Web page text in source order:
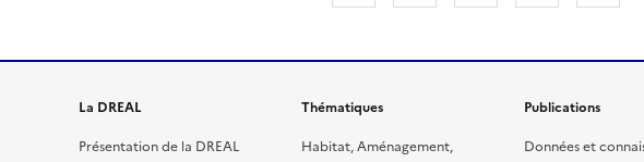
La DREAL
Présentation de la DREAL
Thématiques
Habitat, Aménagement,
Publications
Données et